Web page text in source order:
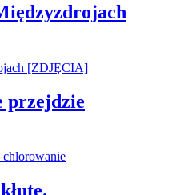
przejdzie